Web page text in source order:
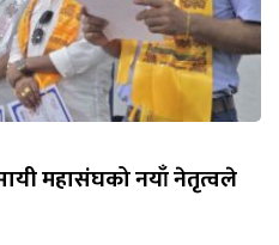
महासंघको नयाँ नेतृत्वले